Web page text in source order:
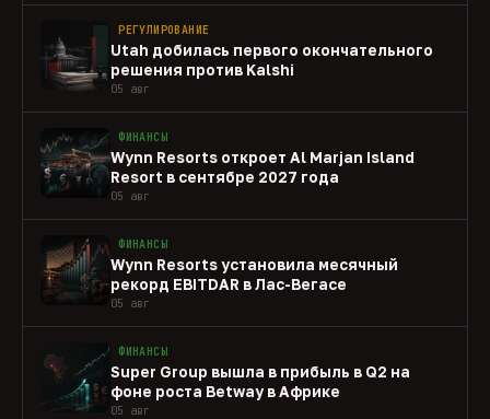
РЕГУЛИРОВАНИЕ
Utah добилась первого окончательного
решения против Kalshi
05 авг
ФИНАНСЫ
Wynn Resorts откроет Al Marjan Island
Resort в сентябре 2027 года
05 авг
ФИНАНСЫ
Wynn Resorts установила месячный
рекорд EBITDAR в Лас-Вегасе
05 авг
ФИНАНСЫ
Super Group вышла в прибыль в Q2 на
фоне роста Betway в Африке
05 авг